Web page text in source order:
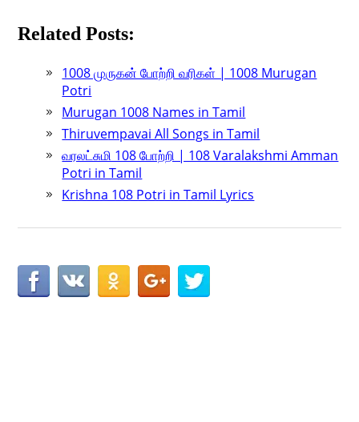
Related Posts:
1008 முருகன் போற்றி வரிகள் | 1008 Murugan
Potri
Murugan 1008 Names in Tamil
Thiruvempavai All Songs in Tamil
வரலட்சுமி 108 போற்றி | 108 Varalakshmi Amman
Potri in Tamil
Krishna 108 Potri in Tamil Lyrics